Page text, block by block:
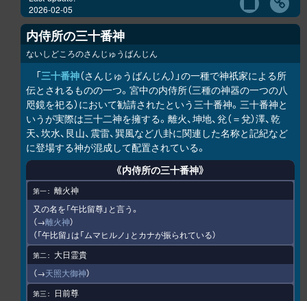
2026-02-05
内侍所の三十番神
ないしどころのさんじゅうばんじん
「三十番神（さんじゅうばんじん）」の一種で神祇家による所
伝とされるものの一つ。宮中の内侍所（三種の神器の一つの八
咫鏡を祀る）において勧請されたという三十番神。三十番神と
いうが実際は三十二神を擁する。離火、坤地、兊（＝兌）澤、乾
天、坎水、艮山、震雷、巽風など八卦に関連した名称と記紀など
に登場する神が混成して配置されている。
《内侍所の三十番神》
離火神
又の名を「午比留尊」と言う。
（→離火神）
（「午比留」は「ムマヒルノ」とカナが振られている）
大日霊貴
（→天照大御神）
日前尊